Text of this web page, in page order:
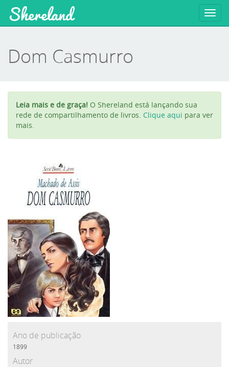
Shereland
Dom Casmurro
Leia mais e de graça! O Shereland está lançando sua
rede de compartilhamento de livros. Clique aqui para ver
mais.
Ano de publicação
1899
Autor